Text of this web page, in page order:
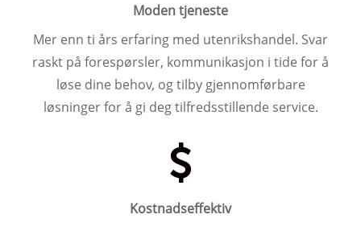
Moden tjeneste
Mer enn ti års erfaring med utenrikshandel. Svar
raskt på forespørsler, kommunikasjon i tide for å
løse dine behov, og tilby gjennomførbare
løsninger for å gi deg tilfredsstillende service.
Kostnadseffektiv